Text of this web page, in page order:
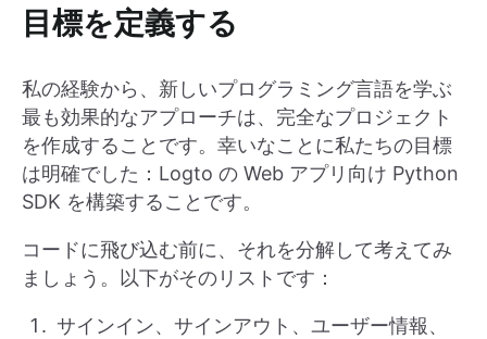
目標を定義する
私の経験から、新しいプログラミング言語を学ぶ
最も効果的なアプローチは、完全なプロジェクト
を作成することです。幸いなことに私たちの目標
は明確でした：Logto の Web アプリ向け Python
SDK を構築することです。
コードに飛び込む前に、それを分解して考えてみ
ましょう。以下がそのリストです：
サインイン、サインアウト、ユーザー情報、